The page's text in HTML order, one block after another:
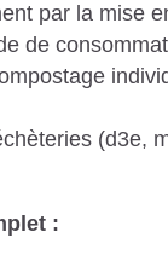
par la mise
de
(d3e,
: